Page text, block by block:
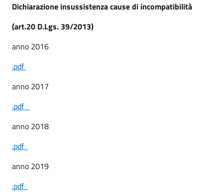
Dichiarazione insussistenza cause di incompatibilità
(art.20 D.Lgs. 39/2013)
anno 2016
.pdf
anno 2017
.pdf
anno 2018
.pdf
anno 2019
.pdf